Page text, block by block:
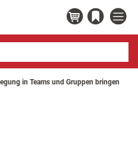
in Teams und Gruppen bringen